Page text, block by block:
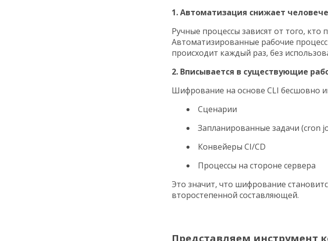
1. Автоматизация снижает
Ручные процессы зависят от того,
Автоматизированные рабочие
происходит каждый раз, без
2. Вписывается в существующие
Шифрование на основе CLI бесшовно
Сценарии
Запланированные задачи (cron
Конвейеры CI/CD
Процессы на стороне сервера
Это значит, что шифрование
второстепенной составляющей.
Представляем инструмент